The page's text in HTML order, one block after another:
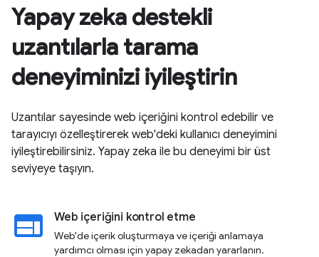
Yapay zeka destekli
uzantılarla tarama
deneyiminizi iyileştirin
Uzantılar sayesinde web içeriğini kontrol edebilir ve
tarayıcıyı özelleştirerek web'deki kullanıcı deneyimini
iyileştirebilirsiniz. Yapay zeka ile bu deneyimi bir üst
seviyeye taşıyın.
web Web içeriğini kontrol etme
Web'de içerik oluşturmaya ve içeriği anlamaya
yardımcı olması için yapay zekadan yararlanın.